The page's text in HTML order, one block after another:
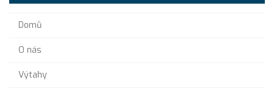
Domů
O nás
Výtahy